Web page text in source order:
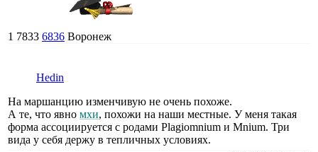
1 7833 6836 Воронеж
Hedin
На маршанцию изменчивую не очень похоже.
А те, что явно мхи, похожи на наши местные. У меня такая
форма ассоциируется с родами Plagiomnium и Mnium. Три
вида у себя держу в тепличных условиях.